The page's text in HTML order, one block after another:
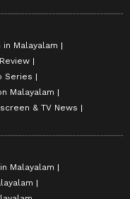
Malayalam
Series
Malayalam
& TV News
Malayalam